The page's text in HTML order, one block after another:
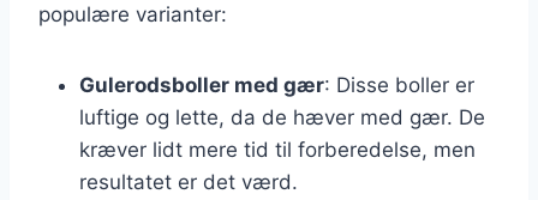
populære varianter:
Gulerodsboller med gær: Disse boller er
luftige og lette, da de hæver med gær. De
kræver lidt mere tid til forberedelse, men
resultatet er det værd.